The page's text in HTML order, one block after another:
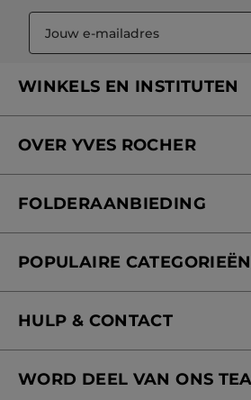
WINKELS EN INSTITUTEN
Verzorging in onze
OVER YVES ROCHER
Onze beloften
Blog Act Beautiful
FOLDERAANBIEDING
POPULAIRE CATEGORIEËN
Aanbiedingen
Cadeau-ideeën
HULP & CONTACT
Mijn geschenken
WORD DEEL VAN ONS